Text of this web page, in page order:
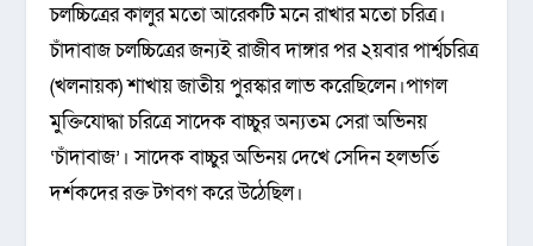
চলচ্চিত্রের কালুর মতো আরেকটি মনে রাখার মতো চরিত্র।
চাঁদাবাজ চলচ্চিত্রের জন্যই রাজীব দাঙ্গার পর ২য়বার পার্শ্বচরিত্র
(খলনায়ক) শাখায় জাতীয় পুরস্কার লাভ করেছিলেন।পাগল
মুক্তিযোদ্ধা চরিত্রে সাদেক বাচ্চুর অন্যতম সেরা অভিনয়
‘চাঁদাবাজ’। সাদেক বাচ্চুর অভিনয় দেখে সেদিন হলভর্তি
দর্শকদের রক্ত টগবগ করে উঠেছিল।